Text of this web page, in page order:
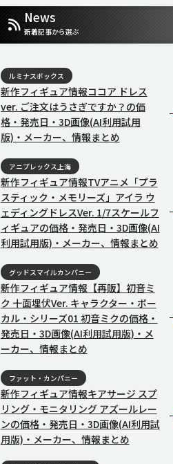
News
新着記事から選ぶ
ルミナスボックス
新作フィギュア情報ココア ドレス
ver. ご注文はうさぎですか？の価
格・発売日・3D画像(AI利用試用
版)・メーカー、情報まとめ
アニプレックス上海
新作フィギュア情報TVアニメ「プラ
スティック・メモリーズ」アイラ ウ
ェディングドレスVer. 1/7スケールフ
ィギュアの価格・発売日・3D画像(AI
利用試用版)・メーカー、情報まとめ
グッドスマイルカンパニー
新作フィギュア情報【再販】初音ミ
ク 十面埋伏Ver. キャラクター・ボー
カル・シリーズ01 初音ミクの価格・
発売日・3D画像(AI利用試用版)・メ
ーカー、情報まとめ
ファット・カンパニー
新作フィギュア情報キアサージ スプ
リング・モニタリング アズールレー
ンの価格・発売日・3D画像(AI利用試
用版)・メーカー、情報まとめ